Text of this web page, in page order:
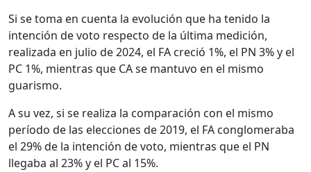
Si se toma en cuenta la evolución que ha tenido la
intención de voto respecto de la última medición,
realizada en julio de 2024, el FA creció 1%, el PN 3% y el
PC 1%, mientras que CA se mantuvo en el mismo
guarismo.
A su vez, si se realiza la comparación con el mismo
período de las elecciones de 2019, el FA conglomeraba
el 29% de la intención de voto, mientras que el PN
llegaba al 23% y el PC al 15%.